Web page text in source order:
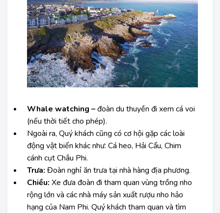
Whale watching –đoàn du thuyền đi xem cá voi
(nếu thời tiết cho phép).
Ngoài ra, Quý khách cũng có cơ hội gặp các loài
động vật biển khác như: Cá heo, Hải Cẩu, Chim
cánh cụt Châu Phi.
Trưa: Đoàn nghỉ ăn trưa tại nhà hàng địa phương.
Chiều: Xe đưa đoàn đi tham quan vùng trồng nho
rộng lớn và các nhà máy sản xuất rượu nho hảo
hạng của Nam Phi. Quý khách tham quan và tìm